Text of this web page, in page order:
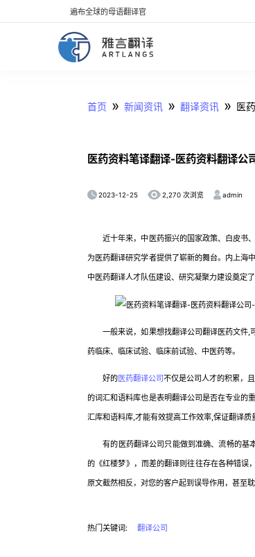
遍布全球的母语翻译官
首页 » 新闻资讯 » 翻译资讯 » 医
医药资料笔译翻译-医药资料翻译公
2023-12-25 2,270 次浏览 admin
近十年来，中医药振兴的国家政策、白皮书、
为医药翻译研究学者提供了崭新的舞台。内上海
中医药翻译人才队伍建设、研究凝聚力建设奠定了
一般来说，如果想找翻译公司翻译医药文件,
药临床、临床试验、临床前试验、中医药等。
好的医药翻译公司不仅是公司人才的积累，
的词汇和语料库也是表明翻译公司是否在专业的
汇库和语料库,才能有效提高工作效率,保证翻译
有的医药翻译公司只能做到准确、流畅的基本
的《红楼梦》，而差的翻译则往往存在各种错误
原文截然相反，对您的客户起到误导作用，甚至耽
热门关键词: 翻译公司